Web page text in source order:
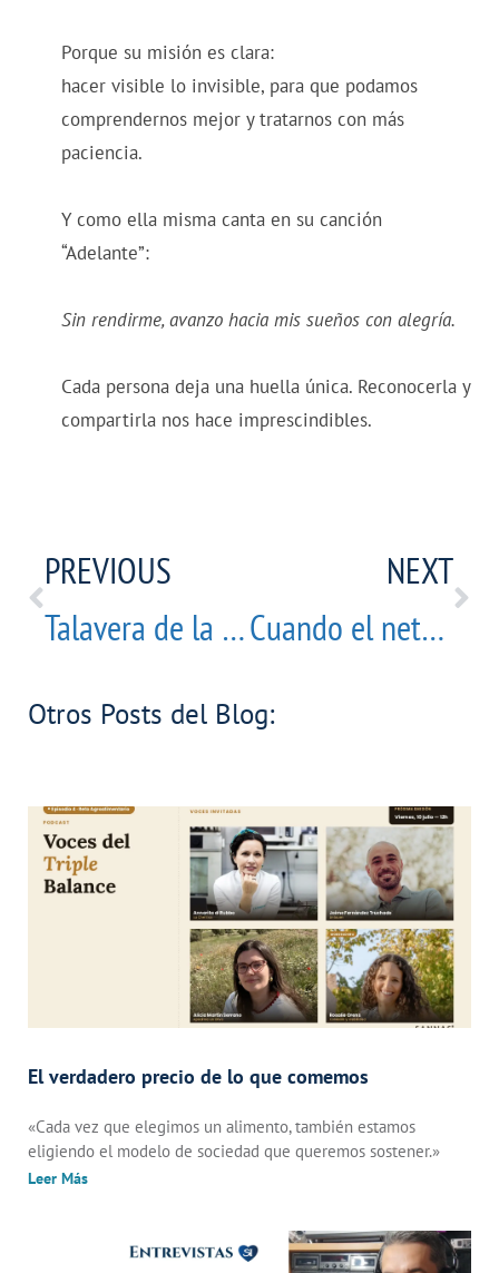
Porque su misión es clara:
hacer visible lo invisible, para que podamos
comprendernos mejor y tratarnos con más
paciencia.
Y como ella misma canta en su canción
“Adelante”:
Sin rendirme, avanzo hacia mis sueños con alegría.
Cada persona deja una huella única. Reconocerla y
compartirla nos hace imprescindibles.
PREVIOUS
Talavera de la Reina acoge un fin de semana dedicado al crecimiento personal y la reconexión emocional
NEXT
Cuando el networking se convierte en una red real
Otros Posts del Blog:
El verdadero precio de lo que comemos
«Cada vez que elegimos un alimento, también estamos
eligiendo el modelo de sociedad que queremos sostener.»
Leer Más